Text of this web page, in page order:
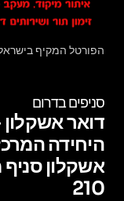
הפורטל המקיף
סניפים בדרום
דואר אשקלון
היחידה
אשקלון
210